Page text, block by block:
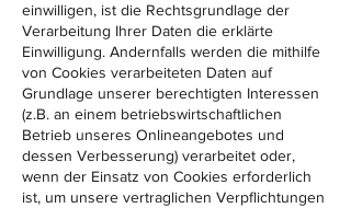
einwilligen, ist die Rechtsgrundlage der
Verarbeitung Ihrer Daten die erklärte
Einwilligung. Andernfalls werden die mithilfe
von Cookies verarbeiteten Daten auf
Grundlage unserer berechtigten Interessen
(z.B. an einem betriebswirtschaftlichen
Betrieb unseres Onlineangebotes und
dessen Verbesserung) verarbeitet oder,
wenn der Einsatz von Cookies erforderlich
ist, um unsere vertraglichen Verpflichtungen